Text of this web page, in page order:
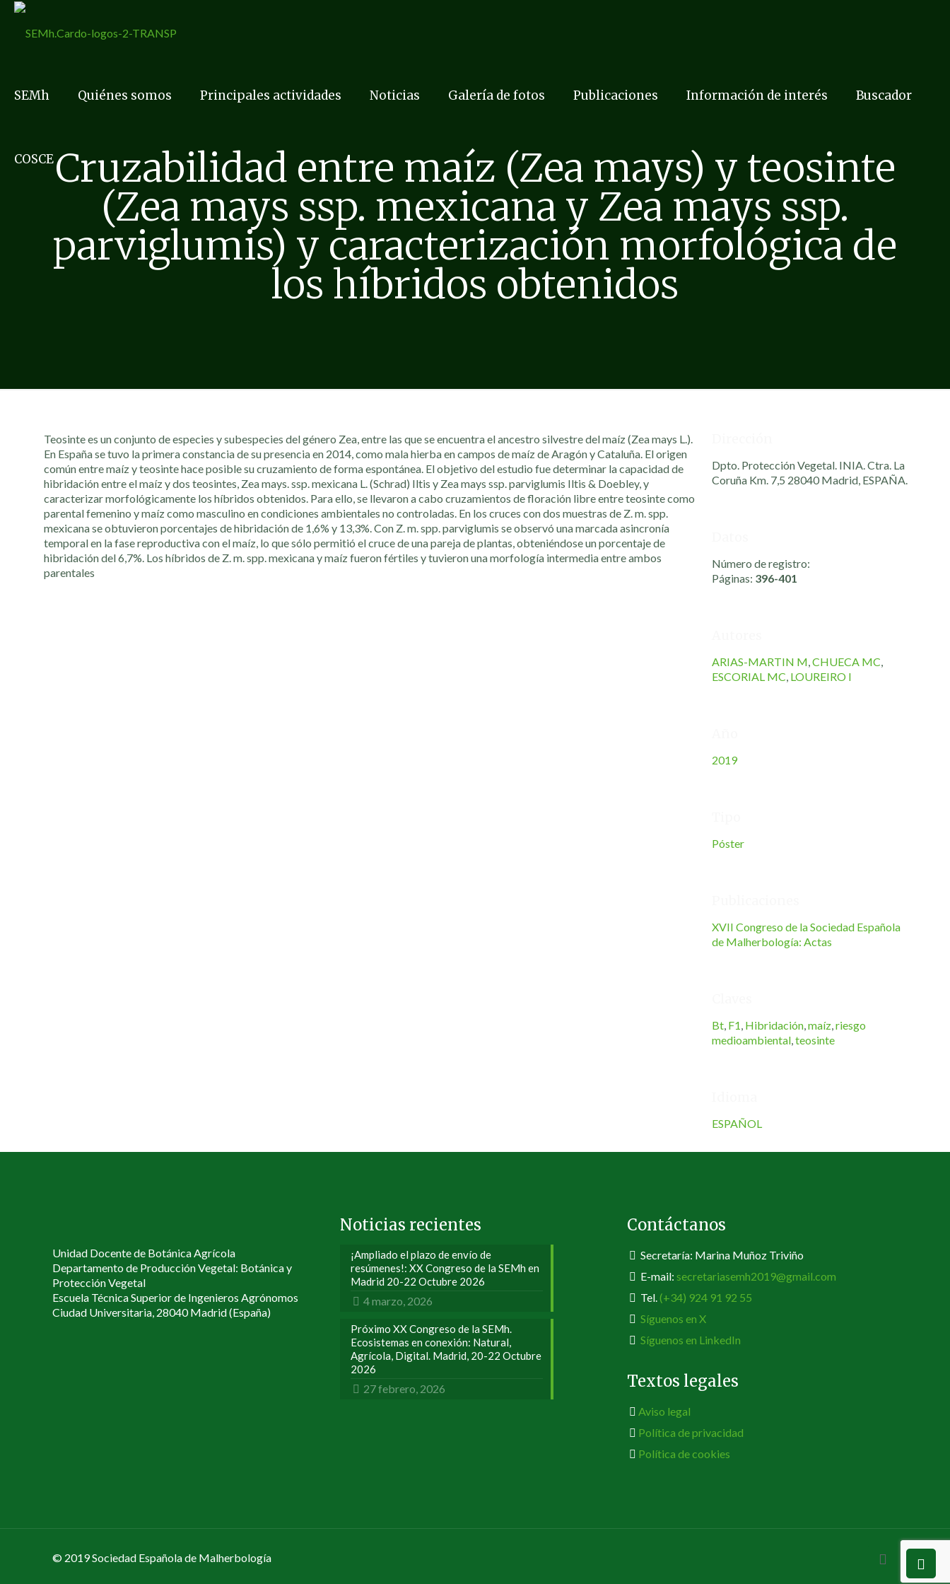
SEMh Quiénes somos Principales actividades Noticias Galería de fotos Publicaciones Información de interés Buscador
COSCECruzabilidad entre maíz (Zea mays) y teosinte
(Zea mays ssp. mexicana y Zea mays ssp.
parviglumis) y caracterización morfológica de
los híbridos obtenidos
Teosinte es un conjunto de especies y subespecies del género Zea, entre las que se encuentra el ancestro silvestre del maíz (Zea mays L.).
En España se tuvo la primera constancia de su presencia en 2014, como mala hierba en campos de maíz de Aragón y Cataluña. El origen
común entre maíz y teosinte hace posible su cruzamiento de forma espontánea. El objetivo del estudio fue determinar la capacidad de
hibridación entre el maíz y dos teosintes, Zea mays. ssp. mexicana L. (Schrad) Iltis y Zea mays ssp. parviglumis Iltis & Doebley, y
caracterizar morfológicamente los híbridos obtenidos. Para ello, se llevaron a cabo cruzamientos de floración libre entre teosinte como
parental femenino y maíz como masculino en condiciones ambientales no controladas. En los cruces con dos muestras de Z. m. spp.
mexicana se obtuvieron porcentajes de hibridación de 1,6% y 13,3%. Con Z. m. spp. parviglumis se observó una marcada asincronía
temporal en la fase reproductiva con el maíz, lo que sólo permitió el cruce de una pareja de plantas, obteniéndose un porcentaje de
hibridación del 6,7%. Los híbridos de Z. m. spp. mexicana y maíz fueron fértiles y tuvieron una morfología intermedia entre ambos
parentales
Dpto. Protección Vegetal. INIA. Ctra. La
Coruña Km. 7,5 28040 Madrid, ESPAÑA.
Número de registro:
Páginas: 396-401
ARIAS-MARTIN M,CHUECA MC,
ESCORIAL MC, LOUREIRO I
2019
Póster
XVII Congreso de la Sociedad Española
de Malherbología: Actas
Bt, F1, Hibridación,maíz,riesgo
medioambiental,teosinte
ESPAÑOL
Unidad Docente de Botánica Agrícola
Departamento de Producción Vegetal: Botánica y
Protección Vegetal
Escuela Técnica Superior de Ingenieros Agrónomos
Ciudad Universitaria, 28040 Madrid (España)
Noticias recientes
¡Ampliado el plazo de envío de
resúmenes!: XX Congreso de la SEMh en
Madrid 20-22 Octubre 2026
4 marzo, 2026
Próximo XX Congreso de la SEMh.
Ecosistemas en conexión: Natural,
Agrícola, Digital. Madrid, 20-22 Octubre
2026
27 febrero, 2026
Contáctanos
Secretaría: Marina Muñoz Triviño
E-mail: secretariasemh2019@gmail.com
Tel. (+34) 924 91 92 55
Síguenos en X
Síguenos en LinkedIn
Textos legales
Aviso legal
Política de privacidad
Política de cookies
© 2019 Sociedad Española de Malherbología